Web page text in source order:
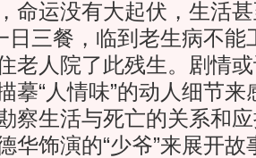
命运没有大起伏，生活
日三餐，临到老生病不
老人院了此残生。剧情
摹“人情味”的动人细节
察生活与死亡的关系和
华饰演的“少爷”来展开